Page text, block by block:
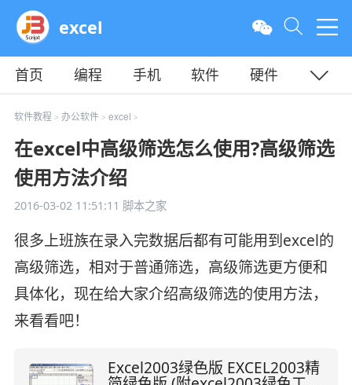
excel
首页 编程 手机 软件
硬件
教程
平面 服务器
软件教程 > 办公软件> excel >
在excel中高级筛选怎么使用?高级筛选
使用方法介绍
2016-03-02 11:51:11 脚本之家
很多上班族在录入完数据后都有可能用到excel的
高级筛选，相对于普通筛选，高级筛选更方便和
具体化，现在给大家介绍高级筛选的使用方法，
来看看吧！
Excel2003绿色版 EXCEL2003精